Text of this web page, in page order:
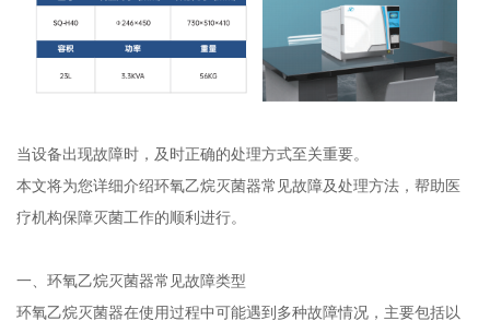
当设备出现故障时，及时正确的处理方式至关重要。
本文将为您详细介绍环氧乙烷灭菌器常见故障及处理方法，帮助医
疗机构保障灭菌工作的顺利进行。
一、环氧乙烷灭菌器常见故障类型
环氧乙烷灭菌器在使用过程中可能遇到多种故障情况，主要包括以